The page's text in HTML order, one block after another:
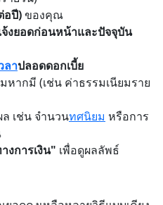
อปี)ของคุณ
งยอดก่อนหน้าและปัจจุบัน
ลาปลอดดอกเบี้ย
มหากมี (เช่น ค่าธรรมเนียมราย
เช่น จำนวนทศนิยม หรือการ
งการเงิน" เพื่อดูผลลัพธ์